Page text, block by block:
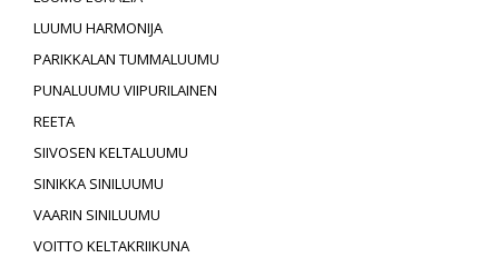
LUUMU HARMONIJA
PARIKKALAN TUMMALUUMU
PUNALUUMU VIIPURILAINEN
REETA
SIIVOSEN KELTALUUMU
SINIKKA SINILUUMU
VAARIN SINILUUMU
VOITTO KELTAKRIIKUNA